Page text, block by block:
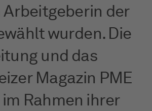
Arbeitgeberin der
wurden. Die
und das
Magazin PME
Rahmen ihrer